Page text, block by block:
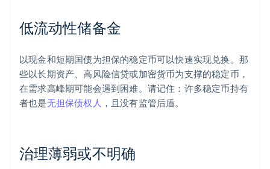
低流动性储备金
以现金和短期国债为担保的稳定币可以快速实现兑换。那
些以长期资产、高风险信贷或加密货币为支撑的稳定币，
在需求高峰期可能会遇到困难。请记住：许多稳定币持有
者也是无担保债权人 ，且没有监管后盾。
治理薄弱或不明确